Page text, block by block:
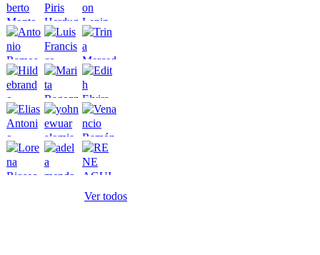
Ver todos